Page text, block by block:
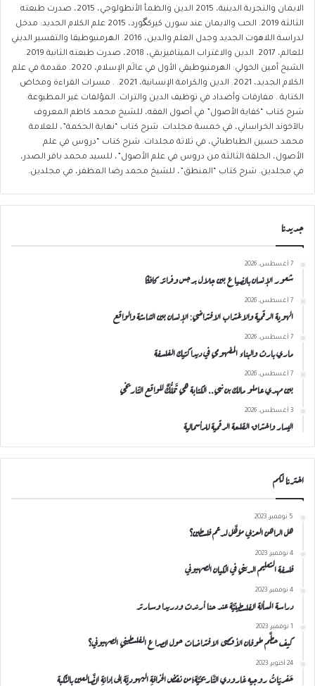
الايمان والتجربة الدينية، 2015 الدين والظمأ الأنطولوجي، 2015، صدرت طبعته
الثالثة 2019. الحب والايمان عند سورن كيركگورد، 2015 علم الكلام الجديد: مدخل
لدراسة اللاهوت الجديد وجدل العلم والدين، 2016. الهرمنيوطيقا والتفسير الديني
للعالم، 2017. الدين والاغتراب الميتافيزيقي، 2018، صدرت طبعته الثانية 2019.
الشيخ أمين الخولي: الهرمنيوطيقي الأول في عالَم الإسلام، 2020. مقدمة في علم
الكلام الجديد، 2021. الدين والكرامة الإنسانية، 2021. . مسرات القراءة ومخاض
الكتابة . ⁠مفارقات وأضداد في توظيف الدين والتراث. المؤلفات غير المطبوعة:
شرح كتاب “كفاية الأصول” في أصول الفقه، للشيخ محمد كاظم المعروف
بالآخوند الخراساني، في خمسة مجلدات. شرح كتاب “نهاية الحكمة”، للعلامة
محمد حسين الطباطبائي، في ثلاثة مجلدات. شرح كتاب “دروس في علم
الأصول، الحلقة الثالثة من دروس في علم الأصول”، للسيد محمد باقر الصدر،
في مجلدين. شرح كتاب “المنطق”، للشيخ محمد رضا المظفر، في مجلدين.
جديدنا
7 أغسطس، 2026
شعور الإنسان بالضياع بين جلال برجس وفرانز كافكا
7 أغسطس، 2026
الهوية الرقمية والاغتراب الافتراضي: الإنسان بين الشاشة والواقع
7 أغسطس، 2026
ماري بارث والبناء المفهومي في ديداكتيك الفلسفة
7 أغسطس، 2026
بين مهدي عاملو مالك بن نبي.. الكتابة هي تَمَلُّكٌ للواقع التّاريخي
3 أغسطس، 2026
اليسار واختراق القلعة الرقمية للرأسمالية
اخترنا لكم
5 نوفمبر، 2023
هل الراهن العربي مؤهَّل لدعم فلسطين؟
4 نوفمبر، 2023
فلسفة التعليم الديني في الكيان الصهيوني
4 نوفمبر، 2023
دراسة المسألة الفلسطينيَّة عند حنا أرندت ودريدا وسارتر
1 نوفمبر، 2023
كيف حطَّم طوفان الأقصى الافتراضات حول الصراع الفلسطيني الصهيوني؟
24 أكتوبر، 2023
حَفريَاتُ روجيه غارودي التَّاريخيَّة؛من نقضِ الخرافةِ اليهوديَّة إلى إدانةِ الضَّالعين بالنَّكبة